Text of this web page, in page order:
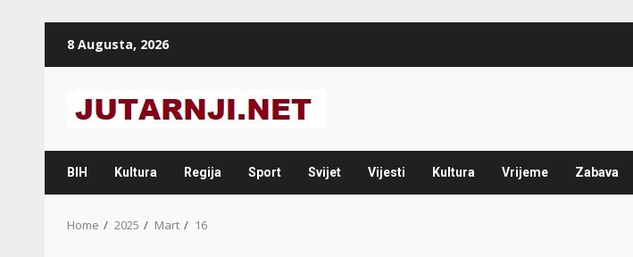
8 Augusta, 2026
BIH Kultura Regija Sport Svijet Vijesti Kultura Vrijeme Zabava
Home 2025 Mart 16